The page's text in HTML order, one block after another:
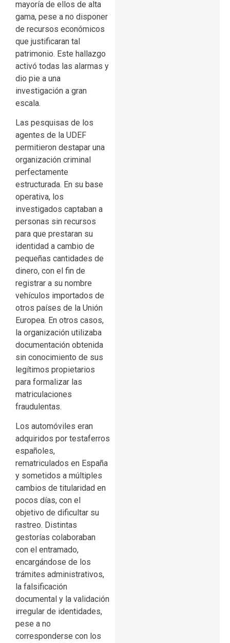
mayoría de ellos de alta
gama, pese a no disponer
de recursos económicos
que justificaran tal
patrimonio. Este hallazgo
activó todas las alarmas y
dio pie a una
investigación a gran
escala.
Las pesquisas de los
agentes de la UDEF
permitieron destapar una
organización criminal
perfectamente
estructurada. En su base
operativa, los
investigados captaban a
personas sin recursos
para que prestaran su
identidad a cambio de
pequeñas cantidades de
dinero, con el fin de
registrar a su nombre
vehículos importados de
otros países de la Unión
Europea. En otros casos,
la organización utilizaba
documentación obtenida
sin conocimiento de sus
legítimos propietarios
para formalizar las
matriculaciones
fraudulentas.
Los automóviles eran
adquiridos por testaferros
españoles,
rematriculados en España
y sometidos a múltiples
cambios de titularidad en
pocos días, con el
objetivo de dificultar su
rastreo. Distintas
gestorías colaboraban
con el entramado,
encargándose de los
trámites administrativos,
la falsificación
documental y la validación
irregular de identidades,
pese a no
corresponderse con los